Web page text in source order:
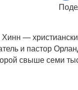
—
и пастор
свыше семи